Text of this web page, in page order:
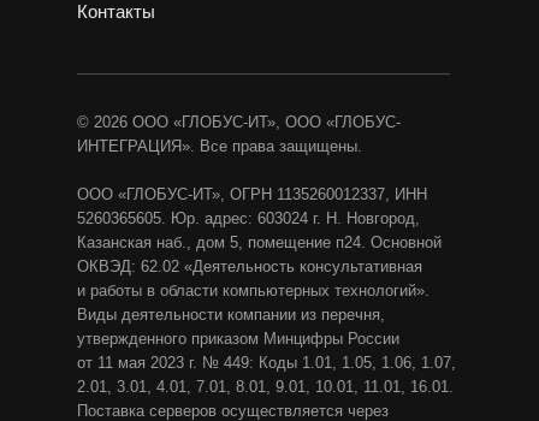
© 2026 ООО «ГЛОБУС-ИТ», ООО «ГЛОБУС-
ИНТЕГРАЦИЯ». Все права защищены.
ООО «ГЛОБУС-ИТ», ОГРН 1135260012337, ИНН
5260365605. Юр. адрес: 603024 г. Н. Новгород,
Казанская наб., дом 5, помещение п24. Основной
ОКВЭД: 62.02 «Деятельность консультативная
и работы в области компьютерных технологий».
Виды деятельности компании из перечня,
утвержденного приказом Минцифры России
от 11 мая 2023 г. № 449: Коды 1.01, 1.05, 1.06, 1.07,
2.01, 3.01, 4.01, 7.01, 8.01, 9.01, 10.01, 11.01, 16.01.
Поставка серверов осуществляется через
Контакты